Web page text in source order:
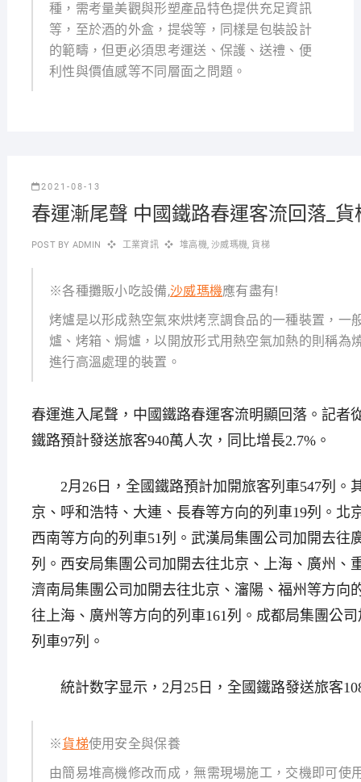
種，需考量美觀與形塑產品特色提供充足資訊
等，至於酒的外盒，提袋等，同樣是包裝設計
的範疇，但更必須思考運送、保護、送禮、便
利性與價值感等不同層面之問題。
2021-08-13
春運漸尾聲 中國鐵路春運客流回落_貨
POST BY ADMIN 工業資訊 堆高機,沙威瑪機,貨梯
※各種攤販小吃設備,沙威瑪機應有盡有!
烤爐是以形成熱空氣來烘烤烹調食品的一種裝置，一
爐、烤箱、焗爐，以開放形式用熱空氣加熱的則稱為
進行高溫處理的裝置。
春運進入尾聲，中國鐵路春運客流明顯回落。記者
鐵路預計發送旅客940萬人次，同比增長2.7%。
2月26日，全國鐵路預計加開旅客列車547列。
京、呼和浩特、大連、長春等方向的列車19列。北
西南等方向的列車51列。武漢局集團公司加開去往
列。西安局集團公司加開去往北京、上海、廣州、
濟南局集團公司加開去往北京、瀋陽、福州等方向
往上海、廣州等方向的列車161列。成都局集團公
列車97列。
統計数字显示，2月25日，全國鐵路發送旅客
※貨梯使用安全與保養
由簡易堆高機修改而成，無需現場施工，交機即可使